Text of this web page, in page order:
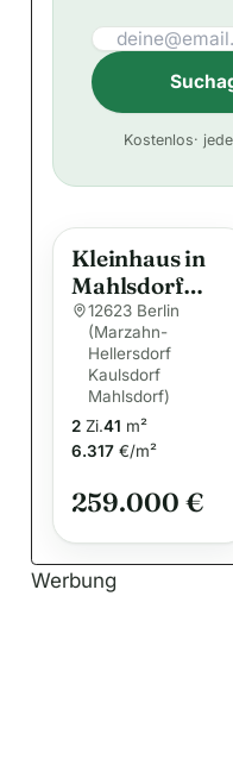
Kostenlos·
Kleinhaus in
Mahlsdorf
Süd
12623 Berlin
(Marzahn-
Hellersdorf
Kaulsdorf
Mahlsdorf)
2 Zi.41 m²
6.317 €/m²
259.000 €
Werbung